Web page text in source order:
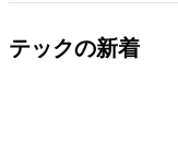
テックの新着